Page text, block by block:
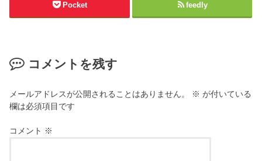
Pocket feedly
コメントを残す
メールアドレスが公開されることはありません。 ※ が付いている
欄は必須項目です
コメント ※